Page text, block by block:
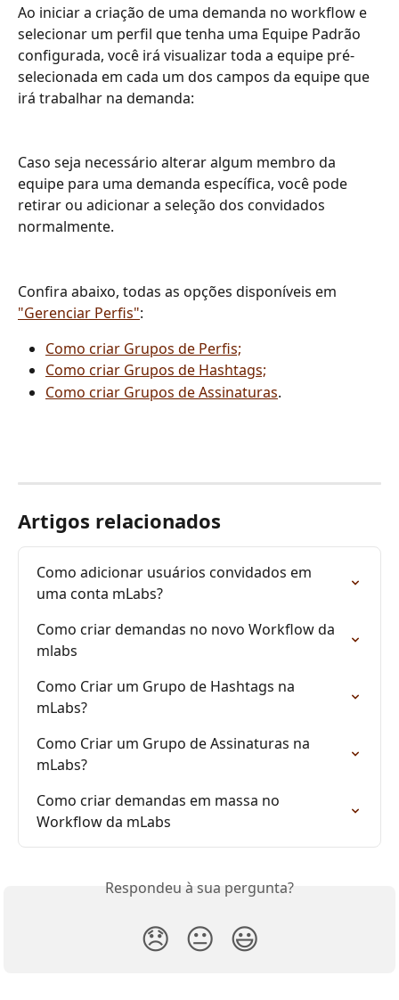
Ao iniciar a criação de uma demanda no workflow e
selecionar um perfil que tenha uma Equipe Padrão
configurada, você irá visualizar toda a equipe pré-
selecionada em cada um dos campos da equipe que
irá trabalhar na demanda:
Caso seja necessário alterar algum membro da
equipe para uma demanda específica, você pode
retirar ou adicionar a seleção dos convidados
normalmente.
Confira abaixo, todas as opções disponíveis em
"Gerenciar Perfis":
Como criar Grupos de Perfis;
Como criar Grupos de Hashtags;
Como criar Grupos de Assinaturas.
Artigos relacionados
Como adicionar usuários convidados em
uma conta mLabs?
Como criar demandas no novo Workflow da
mlabs
Como Criar um Grupo de Hashtags na
mLabs?
Como Criar um Grupo de Assinaturas na
mLabs?
Como criar demandas em massa no
Workflow da mLabs
Respondeu à sua pergunta?
😞 😐 😃